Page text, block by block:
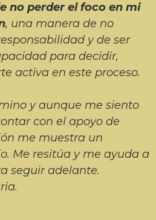
no perder el foco en mi
, una manera de no
y de ser
para decidir,
activa en este proceso.
y aunque me siento
con el apoyo de
me muestra un
Me resitúa y me ayuda a
seguir adelante.